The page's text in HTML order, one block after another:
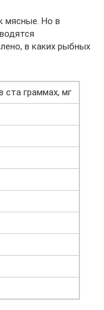
мясные. Но в
в каких рыбных
ста граммах, мг